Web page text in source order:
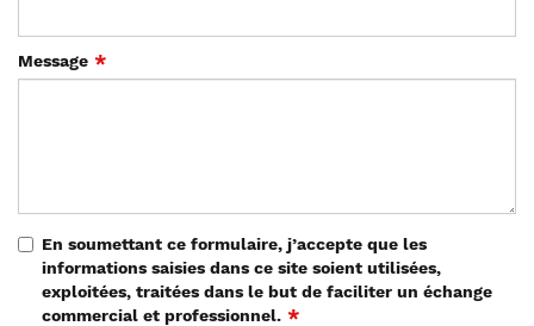
Message
En soumettant ce formulaire, j’accepte que les
informations saisies dans ce site soient utilisées,
exploitées, traitées dans le but de faciliter un échange
commercial et professionnel.